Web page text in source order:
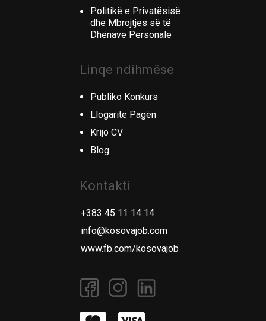
Politikë e Privatësisë
dhe Mbrojtjes së të
Dhënave Personale
Linqe ndihmëse
Publiko Konkurs
Llogarite Pagën
Krijo CV
Blog
Kontakti
+383 45 11 14 14
info@kosovajob.com
www.fb.com/kosovajob